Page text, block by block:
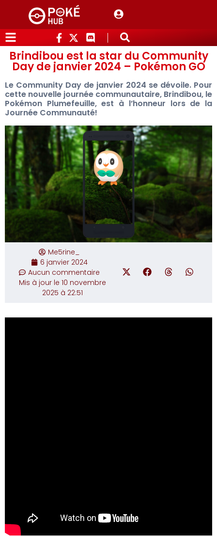
Brindibou est la star du Community
Day de janvier 2024 – Pokémon GO
Le Community Day de janvier 2024 se dévoile. Pour
cette nouvelle journée communautaire, Brindibou, le
Pokémon Plumefeuille, est à l’honneur lors de la
Journée Communauté!
Me5rine_
6 janvier 2024
Aucun commentaire
Mis à jour le 10 novembre
2025 à 22:51